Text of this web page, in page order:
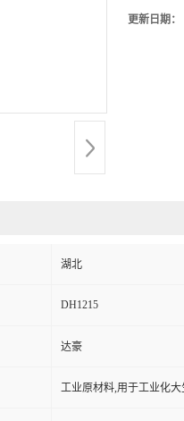
更新日期：
湖北
DH1215
达豪
工业原材料,用于工业化大